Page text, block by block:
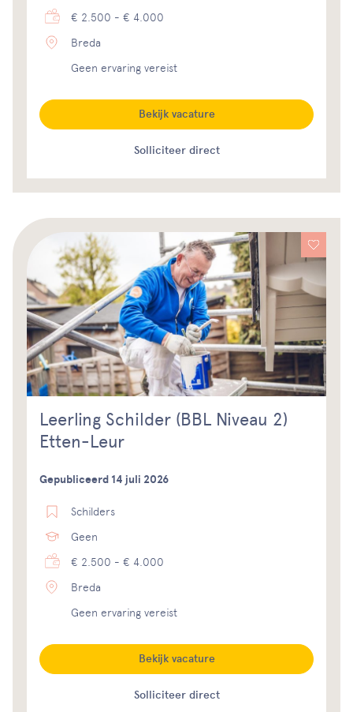
€ 2.500 - € 4.000
Breda
Geen ervaring vereist
Solliciteer direct
Bekijk vacature
Leerling Schilder (BBL Niveau 2)
Etten-Leur
Gepubliceerd 14 juli 2026
Schilders
Geen
€ 2.500 - € 4.000
Breda
Geen ervaring vereist
Solliciteer direct
Bekijk vacature